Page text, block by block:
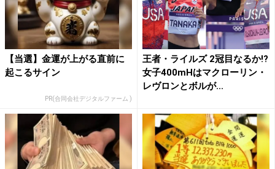
【当選】金運が上がる直前に
起こるサイン
PR(合同会社デジタルファーム )
王者・ライルズ 2冠目なるか!?
女子400mHはマクローリン・
レヴロンとボルが...